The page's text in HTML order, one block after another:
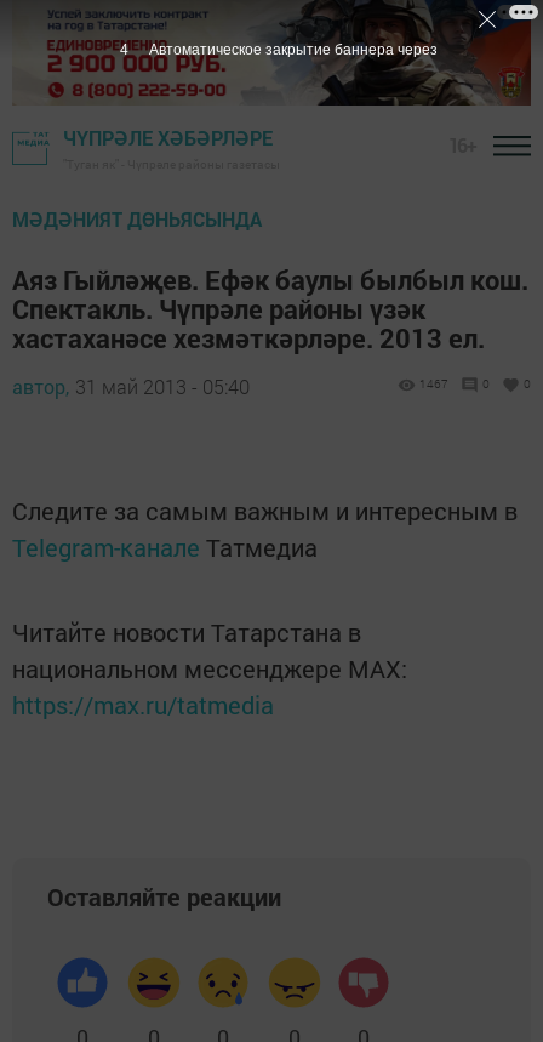
ЧҮПРӘЛЕ ХӘБӘРЛӘРЕ
МӘДӘНИЯТ ДӨНЬЯСЫНДА
Аяз Гыйләҗев. Ефәк баулы былбыл кош.
Спектакль. Чүпрәле районы үзәк
хастаханәсе хезмәткәрләре. 2013 ел.
автор, 31 май 2013 - 05:40 1467 0 0
Следите за самым важным и интересным в
Telegram-канале Татмедиа
Читайте новости Татарстана в
национальном мессенджере MАХ:
https://max.ru/tatmedia
Оставляйте реакции
3 Автоматическое закрытие баннера через